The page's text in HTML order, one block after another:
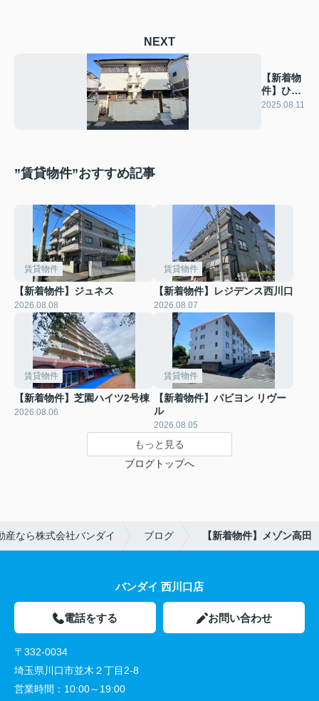
NEXT
【新着物
件】ひま
わり荘
2025.08.11
”賃貸物件”おすすめ記事
賃貸物件
【新着物件】ジュネス
2026.08.08
賃貸物件
【新着物件】レジデンス西川口
2026.08.07
賃貸物件
【新着物件】芝園ハイツ2号棟
2026.08.06
賃貸物件
【新着物件】パビヨン リヴー
ル
2026.08.05
もっと見る
ブログトップへ
産なら株式会社バンダイ ブログ 【新着物件】メゾン高田
バンダイ 西川口店
電話をする お問い合わせ
〒332-0034
埼玉県川口市並木２丁目2-8
営業時間： 10:00～19:00